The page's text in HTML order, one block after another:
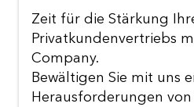
Zeit für die Stärkung
Privatkundenvertriebs
Company.
Bewältigen Sie mit uns
Herausforderungen